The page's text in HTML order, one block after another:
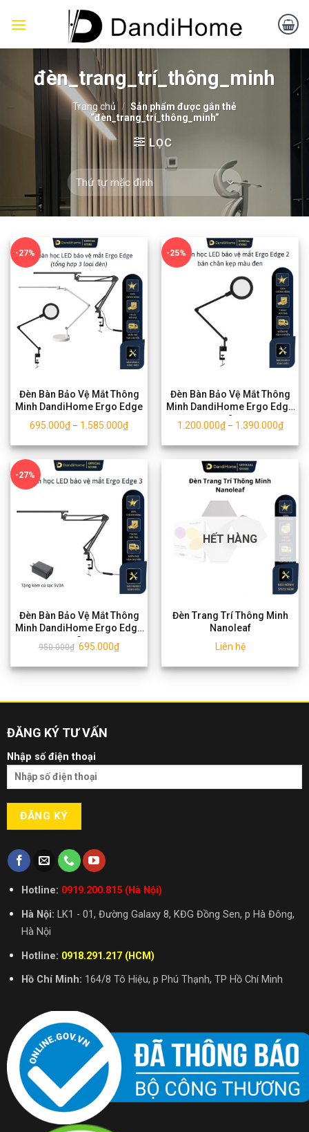
đèn_trang_trí_thông_minh
Trang chủ / Sản phẩm được gắn thẻ
“đèn_trang_trí_thông_minh”
LỌC
-27%
Đèn Bàn Bảo Vệ Mắt Thông
Minh DandiHome Ergo Edge
695.000₫– 1.585.000₫
-25%
Đèn Bàn Bảo Vệ Mắt Thông
Minh DandiHome Ergo Edge
2
1.200.000₫– 1.390.000₫
-27%
Đèn Bàn Bảo Vệ Mắt Thông
Minh DandiHome Ergo Edge
3
950.000₫ 695.000₫
HẾT HÀNG
Đèn Trang Trí Thông Minh
Nanoleaf
Liên hệ
ĐĂNG KÝ TƯ VẤN
Nhập số điện thoại
Hotline: 0919.200.815 (Hà Nội)
Hà Nội: LK1 - 01, Đường Galaxy 8, KĐG Đồng Sen, p Hà Đông,
Hà Nội
Hotline: 0918.291.217 (HCM)
Hồ Chí Minh: 164/8 Tô Hiệu, p Phú Thạnh, TP Hồ Chí Minh